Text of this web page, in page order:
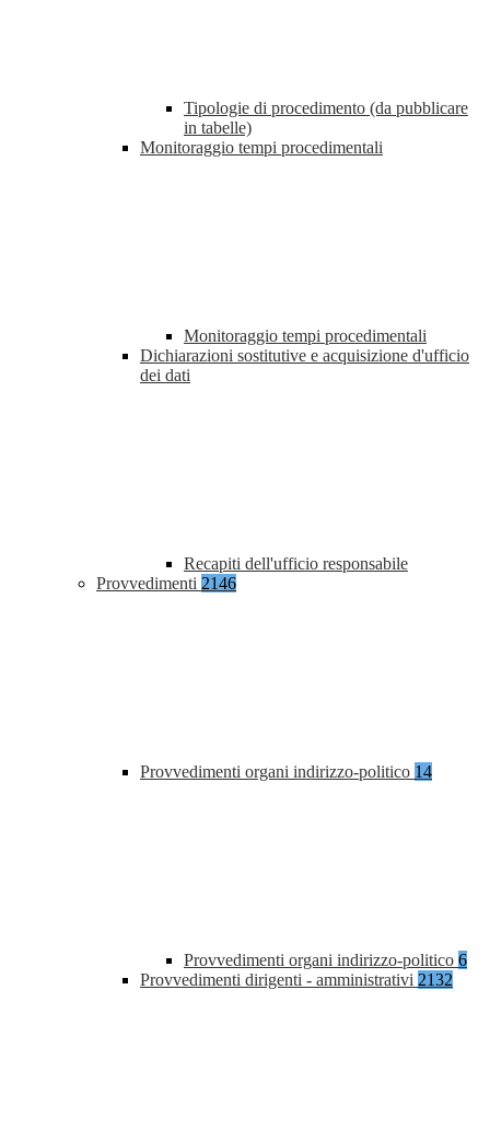
Tipologie di procedimento (da pubblicare
in tabelle)
Monitoraggio tempi procedimentali
Monitoraggio tempi procedimentali
Dichiarazioni sostitutive e acquisizione d'ufficio
dei dati
Recapiti dell'ufficio responsabile
Provvedimenti 2146
Provvedimenti organi indirizzo-politico 14
Provvedimenti organi indirizzo-politico 6
Provvedimenti dirigenti - amministrativi 2132